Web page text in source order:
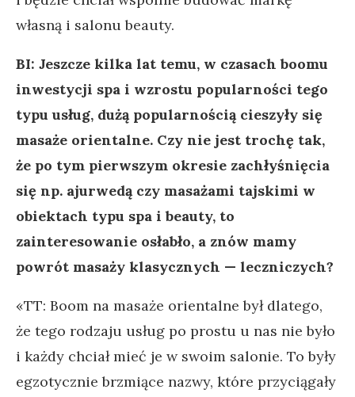
własną i salonu beauty.
BI: Jeszcze kilka lat temu, w czasach boomu
inwestycji spa i wzrostu popularności tego
typu usług, dużą popularnością cieszyły się
masaże orientalne. Czy nie jest trochę tak,
że po tym pierwszym okresie zachłyśnięcia
się np. ajurwedą czy masażami tajskimi w
obiektach typu spa i beauty, to
zainteresowanie osłabło, a znów mamy
powrót masaży klasycznych — leczniczych?
«TT: Boom na masaże orientalne był dlatego,
że tego rodzaju usług po prostu u nas nie było
i każdy chciał mieć je w swoim salonie. To były
egzotycznie brzmiące nazwy, które przyciągały